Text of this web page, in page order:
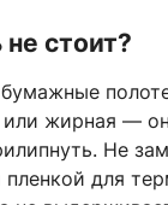
стоит?
или жирная —
Не
пленкой для